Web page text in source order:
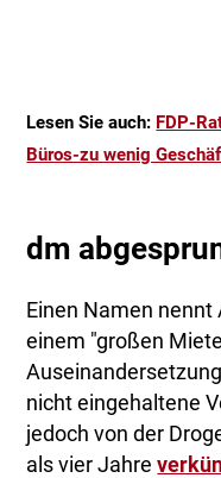
Lesen Sie auch: FDP-
Büros-zu wenig
dm
Einen Namen nennt
einem "großen
nicht eingehaltene
jedoch von der
als vier Jahre